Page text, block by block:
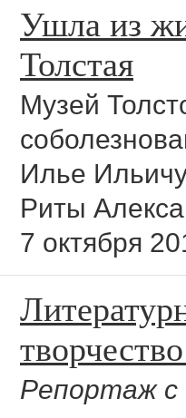
Ушла из
Толстая
Музей
Илье
Риты
7 октября
Репортаж